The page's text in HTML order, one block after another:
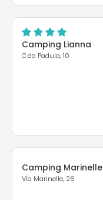
Camping Lianna
C.da Padula, 10
Camping Marinelle
Via Marinelle, 26